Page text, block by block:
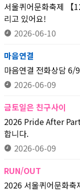
서울퀴어문화축제 【
리고 있어요!
2026-06-10
마음연결
마음연결 전화상담 6/
2026-06-09
금토일은 친구사이
2026 Pride After
합니다.
2026-06-09
RUN/OUT
2026 서울퀴어문화축